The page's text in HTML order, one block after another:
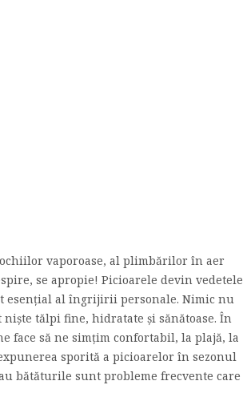
vaporoase, al plimbărilor în aer
se apropie! Picioarele devin vedetele
esențial al îngrijirii personale. Nimic nu
niște tălpi fine, hidratate și sănătoase. În
face să ne simțim confortabil, la plajă, la
sporită a picioarelor în sezonul
bătăturile sunt probleme frecvente care